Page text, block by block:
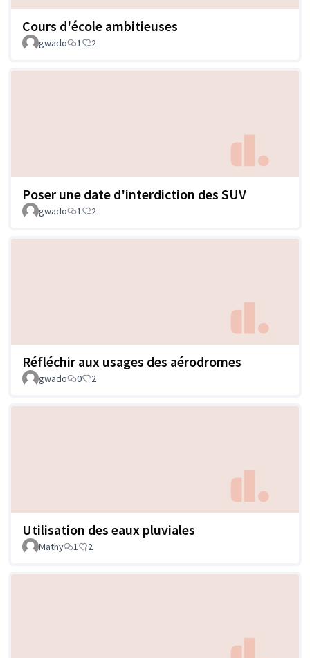
Cours d'école ambitieuses
gwado 1 2
Poser une date d'interdiction des SUV
gwado 1 2
Réfléchir aux usages des aérodromes
gwado 0 2
Utilisation des eaux pluviales
Mathy 1 2